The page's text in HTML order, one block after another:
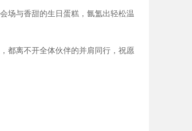
场与香甜的生日蛋糕，氤氲出轻松温
都离不开全体伙伴的并肩同行，祝愿